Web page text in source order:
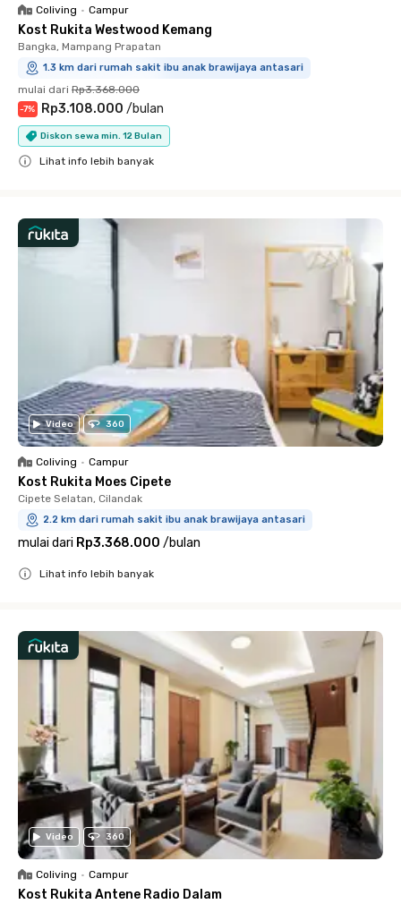
Coliving • Campur
Kost Rukita Westwood Kemang
Bangka, Mampang Prapatan
1.3 km dari rumah sakit ibu anak brawijaya antasari
mulai dari Rp3.368.000
-7% Rp3.108.000 /bulan
Diskon sewa min. 12 Bulan
Lihat info lebih banyak
Video 360
Coliving • Campur
Kost Rukita Moes Cipete
Cipete Selatan, Cilandak
2.2 km dari rumah sakit ibu anak brawijaya antasari
mulai dari Rp3.368.000 /bulan
Lihat info lebih banyak
Video 360
Coliving • Campur
Kost Rukita Antene Radio Dalam